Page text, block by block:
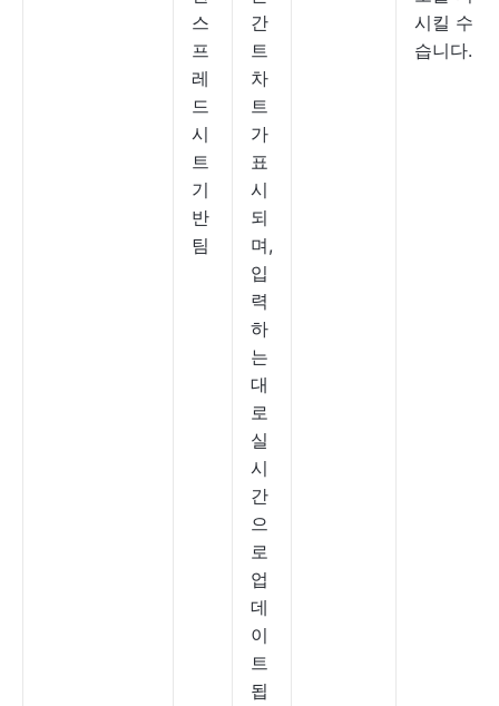
스
프
레
드
시
트
기
반
팀
간
트
차
트
가
표
시
되
며,
입
력
하
는
대
로
실
시
간
으
로
업
데
이
트
됩
시킬 수 있
습니다.